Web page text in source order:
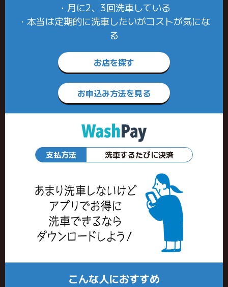
・月に2、3回洗車している
・本当は定期的に洗車したいがコストが気にな
る
お店を探す
お申込み方法を見る
支払方法 洗車するたびに決済
こんな人におすすめ